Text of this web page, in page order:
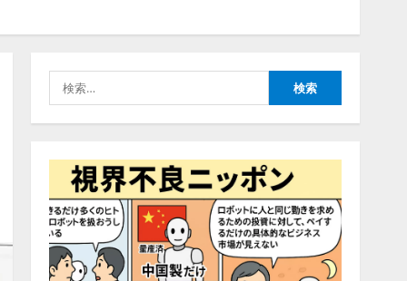
索:
年の夏はカブトムシを捕ま
2026/08/06/14:54:31
「QueryPie AIP」を提供開
4
レアラ、『AIはどの法律事
務所を推薦するのか』につ
×5つのAIで実態調査を実施
2026/08/06/11:53:44
ZETAアライアンス、AIとIoT
の共創を推進する
「Agentic IoT Lab」を設立